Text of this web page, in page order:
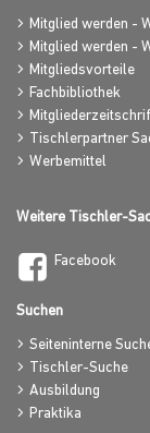
Mitglied werden -
Mitglied werden -
Mitgliedsvorteile
Fachbibliothek
Tischlerpartner
Werbemittel
Weitere Tischler-
Facebook
Suchen
Seiteninterne
Tischler-Suche
Ausbildung
Praktika